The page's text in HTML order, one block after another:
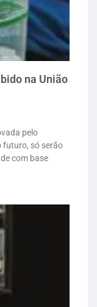
na União
pelo
futuro, só serão
com base